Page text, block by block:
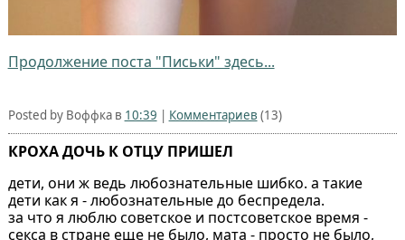
Продолжение поста "Письки" здесь...
Posted by Воффка в 10:39 | Комментариев (13)
КРОХА ДОЧЬ К ОТЦУ ПРИШЕЛ
дети, они ж ведь любознательные шибко. а такие
дети как я - любознательные до беспредела.
за что я люблю советское и постсоветское время -
секса в стране еще не было, мата - просто не было,